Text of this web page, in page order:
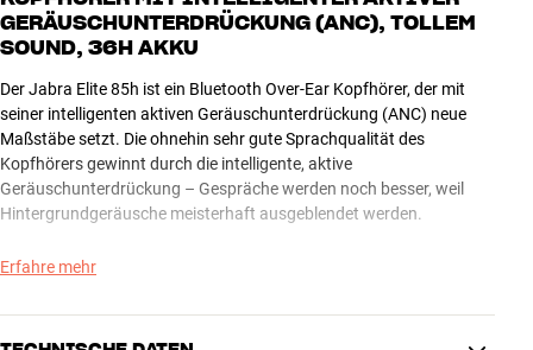
GERÄUSCHUNTERDRÜCKUNG (ANC), TOLLEM
SOUND, 36H AKKU
Der Jabra Elite 85h ist ein Bluetooth Over-Ear Kopfhörer, der mit
seiner intelligenten aktiven Geräuschunterdrückung (ANC) neue
Maßstäbe setzt. Die ohnehin sehr gute Sprachqualität des
Kopfhörers gewinnt durch die intelligente, aktive
Geräuschunterdrückung – Gespräche werden noch besser, weil
Hintergrundgeräusche meisterhaft ausgeblendet werden.
SMART NOISE CANCELLING
Erfahre mehr